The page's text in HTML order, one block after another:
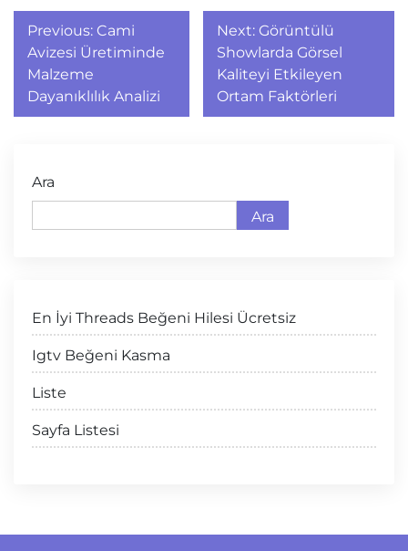
Yazı
gezinmesi
Previous: Cami
Avizesi Üretiminde
Malzeme
Dayanıklılık Analizi
Next: Görüntülü
Showlarda Görsel
Kaliteyi Etkileyen
Ortam Faktörleri
Ara
Ara
En İyi Threads Beğeni Hilesi Ücretsiz
Igtv Beğeni Kasma
Liste
Sayfa Listesi